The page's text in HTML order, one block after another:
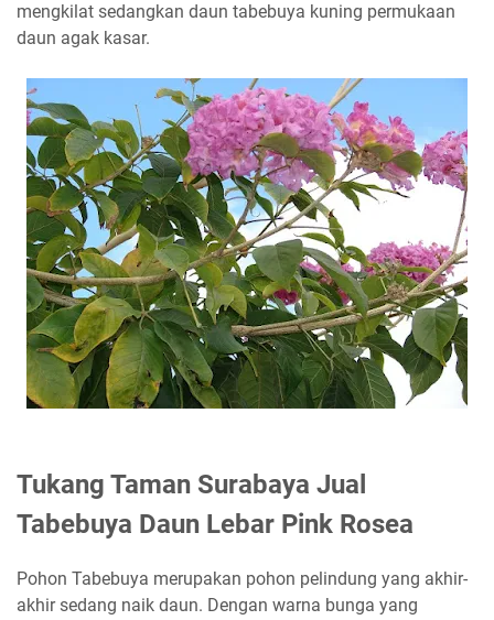
mengkilat sedangkan daun tabebuya kuning permukaan
daun agak kasar.
Tukang Taman Surabaya Jual
Tabebuya Daun Lebar Pink Rosea
Pohon Tabebuya merupakan pohon pelindung yang akhir-
akhir sedang naik daun. Dengan warna bunga yang